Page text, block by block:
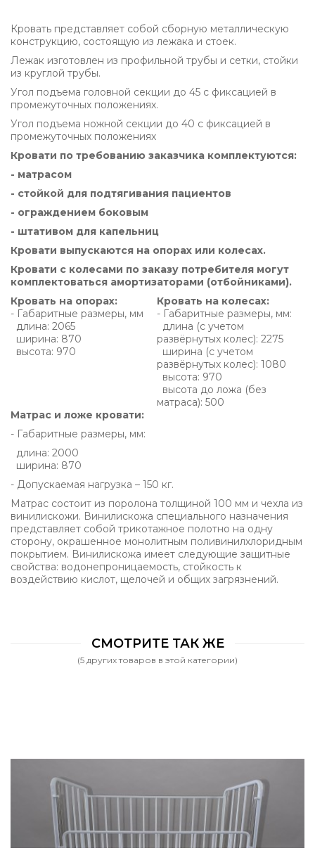
Кровать представляет собой сборную металлическую
конструкцию, состоящую из лежака и стоек.
Лежак изготовлен из профильной трубы и сетки, стойки
из круглой трубы.
Угол подъема головной секции до 45 с фиксацией в
промежуточных положениях.
Угол подъема ножной секции до 40 с фиксацией в
промежуточных положениях
Кровати по требованию заказчика комплектуются:
- матрасом
- стойкой для подтягивания пациентов
- ограждением боковым
- штативом для капельниц
Кровати выпускаются на опорах или колесах.
Кровати с колесами по заказу потребителя могут
комплектоваться амортизаторами (отбойниками).
Кровать на опорах:
- Габаритные размеры, мм
длина: 2065
ширина: 870
высота: 970
Кровать на колесах:
- Габаритные размеры, мм:
длина (с учетом
развёрнутых колес): 2275
ширина (с учетом
развёрнутых колес): 1080
высота: 970
высота до ложа (без
матраса): 500
Матрас и ложе кровати:
- Габаритные размеры, мм:
длина: 2000
ширина: 870
- Допускаемая нагрузка – 150 кг.
Матрас состоит из поролона толщиной 100 мм и чехла из
винилискожи. Винилискожа специального назначения
представляет собой трикотажное полотно на одну
сторону, окрашенное монолитным поливинилхлоридным
покрытием. Винилискожа имеет следующие защитные
свойства: водонепроницаемость, стойкость к
воздействию кислот, щелочей и общих загрязнений.
СМОТРИТЕ ТАК ЖЕ
(5 других товаров в этой категории)